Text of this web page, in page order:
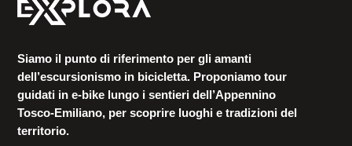
Siamo il punto di riferimento per gli amanti
dell’escursionismo in bicicletta. Proponiamo tour
guidati in e-bike lungo i sentieri dell’Appennino
Tosco-Emiliano, per scoprire luoghi e tradizioni del
territorio.